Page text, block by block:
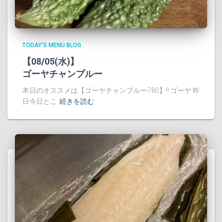
TODAY'S MENU BLOG
【08/05(水)】
ゴーヤチャンプルー
本日のオススメは【ゴーヤチャンプルー780】!! ゴーヤ 昨
日今日とこ 続きを読む